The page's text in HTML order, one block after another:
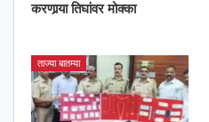
करणार्‍या तिघांवर मोक्का
ताज्या बातम्या